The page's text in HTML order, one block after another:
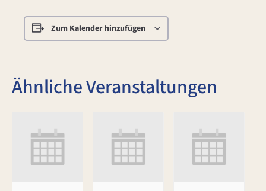
Zum Kalender hinzufügen
Ähnliche Veranstaltungen